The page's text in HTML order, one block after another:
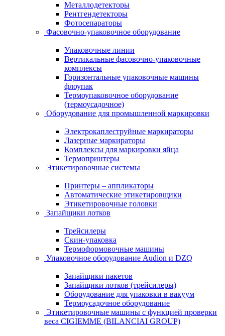
Металлодетекторы
Рентгендетекторы
Фотосепараторы
Фасовочно-упаковочное оборудование
Упаковочные линии
Вертикальные фасовочно-упаковочные
комплексы
Горизонтальные упаковочные машины
флоупак
Термоупаковочное оборудование
(термоусадочное)
Оборудование для промышленной маркировки
Электрокаплеструйные маркираторы
Лазерные маркираторы
Комплексы для маркировки яйца
Термопринтеры
Этикетировочные системы
Принтеры – аппликаторы
Автоматические этикетировщики
Этикетировочные головки
Запайщики лотков
Трейсилеры
Скин-упаковка
Термоформовочные машины
Упаковочное оборудование Audion и DZQ
Запайщики пакетов
Запайщики лотков (трейсилеры)
Оборудование для упаковки в вакуум
Термоусадочное оборудование
Этикетировочные машины с функцией проверки
веса CIGIEMME (BILANCIAI GROUP)